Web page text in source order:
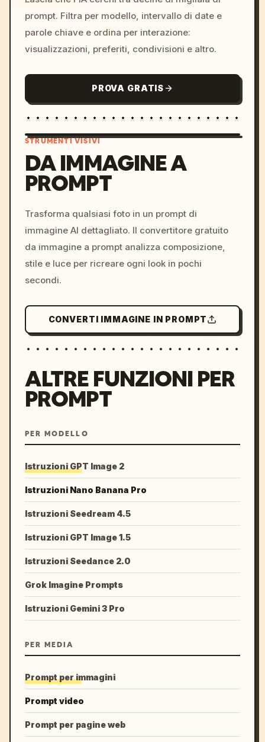
prompt. Filtra per modello, intervallo di date e
parole chiave e ordina per interazione:
visualizzazioni, preferiti, condivisioni e altro.
PROVA GRATIS
colors, 8k --v 6.0
STRUMENTI VISIVI
DA IMMAGINE A
PROMPT
Trasforma qualsiasi foto in un prompt di
immagine AI dettagliato. Il convertitore gratuito
da immagine a prompt analizza composizione,
stile e luce per ricreare ogni look in pochi
secondi.
CONVERTI IMMAGINE IN PROMPT
ALTRE FUNZIONI PER
PROMPT
PER MODELLO
Istruzioni GPT Image 2
Istruzioni Nano Banana Pro
Istruzioni Seedream 4.5
Istruzioni GPT Image 1.5
Istruzioni Seedance 2.0
Grok Imagine Prompts
Istruzioni Gemini 3 Pro
PER MEDIA
Prompt per immagini
Prompt video
Prompt per pagine web